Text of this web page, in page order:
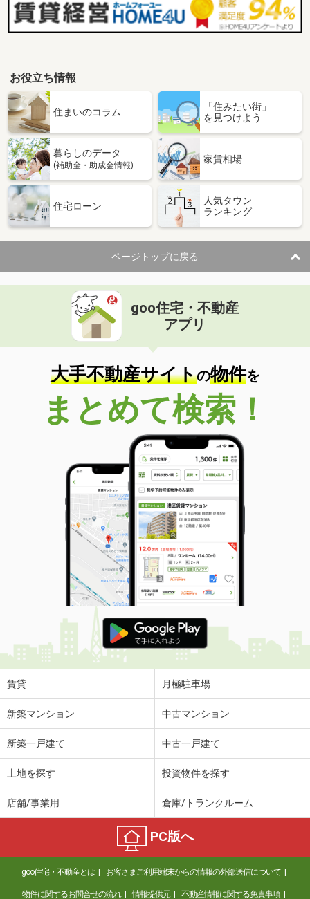
お役立ち情報
住まいのコラム
「住みたい街」
を見つけよう
暮らしのデータ
(補助金・助成金情報)
家賃相場
住宅ローン
人気タウン
ランキング
ページトップに戻る
goo住宅・不動産
アプリ
大手不動産サイトの物件を
まとめて検索！
賃貸 月極駐車場
新築マンション 中古マンション
新築一戸建て 中古一戸建て
土地を探す 投資物件を探す
店舗/事業用 倉庫/トランクルーム
PC版へ
goo住宅・不動産とは お客さまご利用端末からの情報の外部送信について
物件に関するお問合せの流れ 情報提供元 不動産情報に関する免責事項